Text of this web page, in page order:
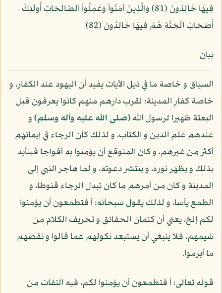
فِيهَا خَالِدُونَ (81) وَالَّذِينَ آمَنُواْ وَعَمِلُواْ الصَّالِحَاتِ أُولَئِكَ
أَصْحَابُ الْجَنَّةِ هُمْ فِيهَا خَالِدُونَ (82)
بيان
السياق و خاصة ما في ذيل الآيات يفيد أن اليهود عند الكفار، و
خاصة كفار المدينة: لقرب دارهم منهم كانوا يعرفون قبل
البعثة ظهيرا لرسول الله(صلى الله عليه وآله وسلم)و
عندهم علم الدين و الكتاب، و لذلك كان الرجاء في إيمانهم
أكثر من غيرهم، و كان المتوقع أن يؤمنوا به أفواجا فيتأيد
بذلك و يظهر نوره، و ينتشر دعوته، و لما هاجر النبي إلى
المدينة و كان من أمرهم ما كان تبدل الرجاء قنوطا، و
الطمع يأسا، و لذلك يقول سبحانه: أ فتطمعون أن يؤمنوا
لكم إلخ، يعني أن كتمان الحقائق و تحريف الكلام من
شيمهم، فلا ينبغي أن يستبعد نكولهم عما قالوا و نقضهم
ما أبرموا.
قوله تعالى: أ فتطمعون أن يؤمنوا لكم، فيه التفات من